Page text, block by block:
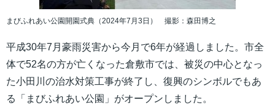
まびふれあい公園開園式典（2024年7月3日） 撮影：森田博之
平成30年7月豪雨災害から今月で6年が経過しました。市全
体で52名の方が亡くなった倉敷市では、被災の中心となっ
た小田川の治水対策工事が終了し、復興のシンボルでもあ
る「まびふれあい公園」がオープンしました。